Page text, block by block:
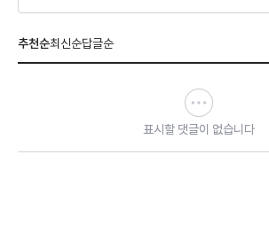
추천순최신순답글순
표시할 댓글이 없습니다